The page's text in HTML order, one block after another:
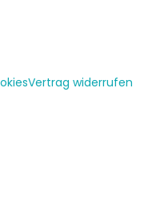
Vertrag widerrufen